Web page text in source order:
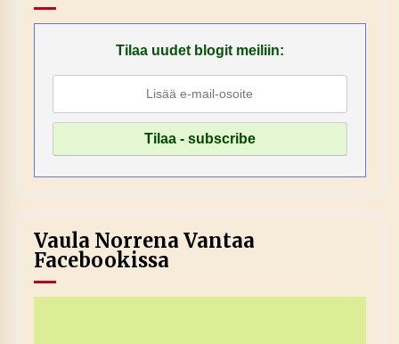
Tilaa uudet blogit meiliin:
Vaula Norrena Vantaa
Facebookissa